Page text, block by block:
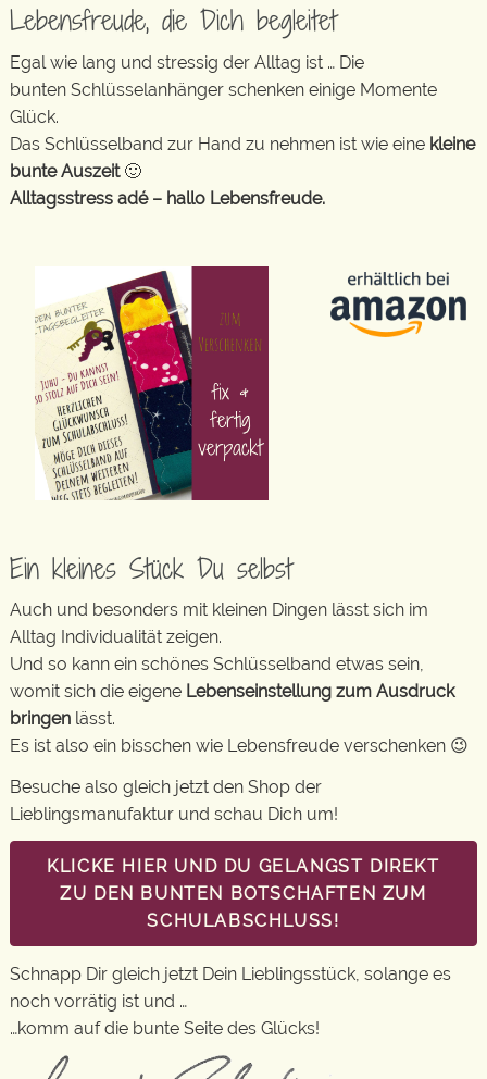
Lebensfreude, die Dich begleitet
Egal wie lang und stressig der Alltag ist … Die
bunten Schlüsselanhänger schenken einige Momente
Glück.
Das Schlüsselband zur Hand zu nehmen ist wie eine kleine
bunte Auszeit🙂
Alltagsstress adé – hallo Lebensfreude.
Ein kleines Stück Du selbst
Auch und besonders mit kleinen Dingen lässt sich im
Alltag Individualität zeigen.
Und so kann ein schönes Schlüsselband etwas sein,
womit sich die eigene Lebenseinstellung zum Ausdruck
bringen lässt.
Es ist also ein bisschen wie Lebensfreude verschenken 😉
Besuche also gleich jetzt den Shop der
Lieblingsmanufaktur und schau Dich um!
KLICKE HIER UND DU GELANGST DIREKT
ZU DEN BUNTEN BOTSCHAFTEN ZUM
SCHULABSCHLUSS!
Schnapp Dir gleich jetzt Dein Lieblingsstück, solange es
noch vorrätig ist und …
…komm auf die bunte Seite des Glücks!